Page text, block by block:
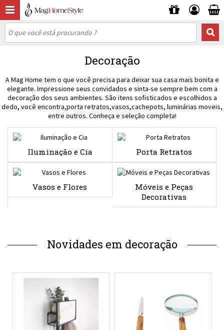
Decoração
A Mag Home tem o que você precisa para deixar sua casa mais bonita e
elegante. Impressione seus convidados e sinta-se sempre bem com a
decoração dos seus ambientes. São itens sofisticados e escolhidos a
dedo, você encontra,porta retratos,vasos,cachepots, luminárias moveis,
entre outros. Conheça e seleção completa!
Iluminação e Cia Porta Retratos
Vasos e Flores
Móveis e Peças
Decorativas
Novidades em decoração